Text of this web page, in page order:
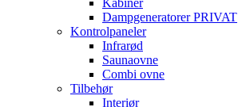
Kabiner
Dampgeneratorer PRIVAT
Kontrolpaneler
Infrarød
Saunaovne
Combi ovne
Tilbehør
Interiør